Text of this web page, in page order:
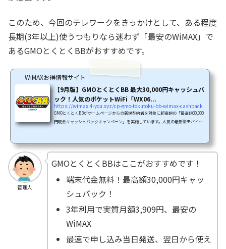
このため、今回のテレワークをきっかけとして、ある程度
長期(3年以上)使うつもりなら迷わず「最安のWiMAX」で
あるGMOとくとくBBがおすすめです。
WiMAXお得情報サイト
【9月版】GMOとくとくBB 最大30,000円キャッシュバ
ック！人気のポケットWiFi「WX06...
https://wimax.4-you.xyz/cp-gmo-tokutoku-bb-wimax-cashback
GMOとくとくBBがホームページからの新規契約者を対象に超高額の「最高額30,000
円現金キャッシュバックキャンペーン」を実施しています。人気の最新型モバイル
ンペーンの期間は9/30(木)までです。＼最高額30,000円キャッシュバック／最短で明
バックキャッシュバックの金額2021年9月のGMOとくとくBBキ...
管理人
GMOとくとくBBはここがおすすめです！
端末代金無料！最高額30,000円キャッ
シュバック！
3年利用で実質月額3,909円、最安の
WiMAX
最速で申し込み当日発送、翌日から使え